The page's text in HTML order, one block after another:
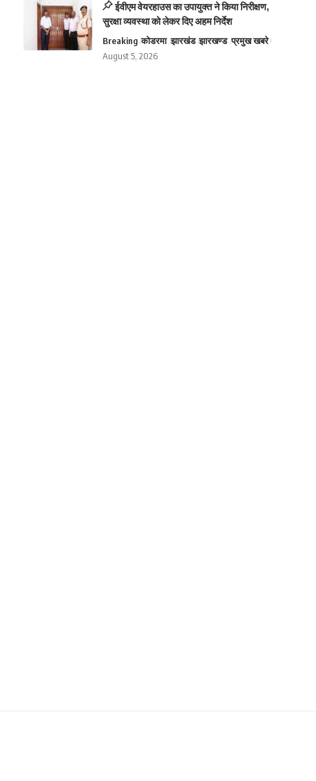
ईवीएम वेयरहाउस का उपायुक्त ने किया निरीक्षण,
सुरक्षा व्यवस्था को लेकर दिए अहम निर्देश
Breaking कोडरमा झारखंड झारखण्ड प्रमुख खबरे
August 5, 2026